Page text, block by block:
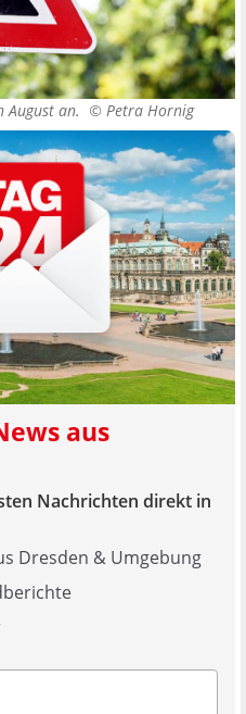
August an. © Petra Hornig
aus
Nachrichten direkt in
Dresden & Umgebung